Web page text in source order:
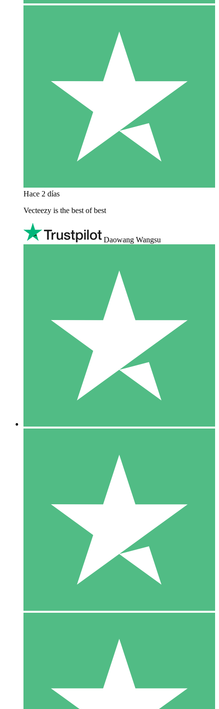
Hace 2 días
Vecteezy is the best of best
Daowang Wangsu